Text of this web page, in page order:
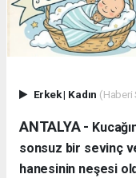
Erkek| Kadın (Haberi
ANTALYA - ​
sonsuz bir sevinç
hanesinin neşesi